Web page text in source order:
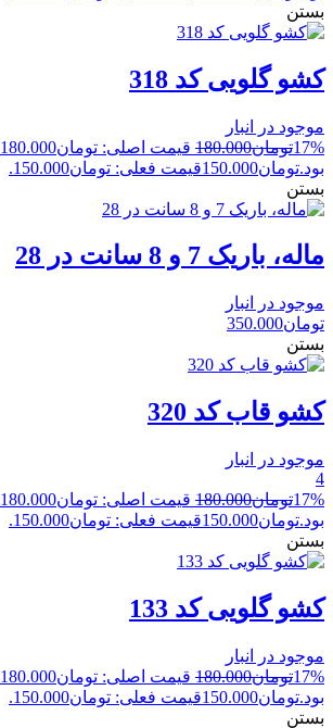
بستن
کشو گلویی کد 318
موجود در انبار
17%تومان180.000
قیمت اصلی: تومان180.000
بود.تومان150.000قیمت فعلی: تومان150.000.
بستن
ماله، باریک 7 و 8 سانت در 28
موجود در انبار
تومان350.000
بستن
کشو قاب کد 320
موجود در انبار
4
17%تومان180.000
قیمت اصلی: تومان180.000
بود.تومان150.000قیمت فعلی: تومان150.000.
بستن
کشو گلویی کد 133
موجود در انبار
17%تومان180.000
قیمت اصلی: تومان180.000
بود.تومان150.000قیمت فعلی: تومان150.000.
بستن